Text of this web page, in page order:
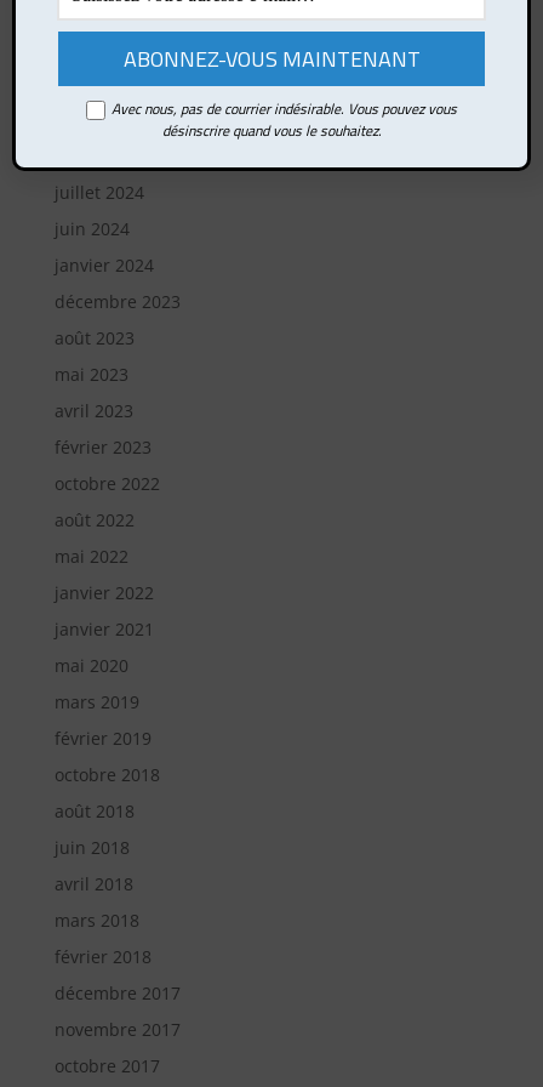
Archives
avril 2025
novembre 2024
juillet 2024
juin 2024
janvier 2024
décembre 2023
août 2023
mai 2023
avril 2023
février 2023
octobre 2022
août 2022
mai 2022
janvier 2022
janvier 2021
mai 2020
mars 2019
février 2019
octobre 2018
août 2018
juin 2018
avril 2018
mars 2018
février 2018
décembre 2017
novembre 2017
octobre 2017
Avec nous, pas de courrier indésirable. Vous pouvez vous
désinscrire quand vous le souhaitez.